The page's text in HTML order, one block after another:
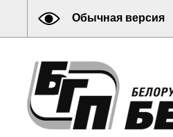
Обычная версия